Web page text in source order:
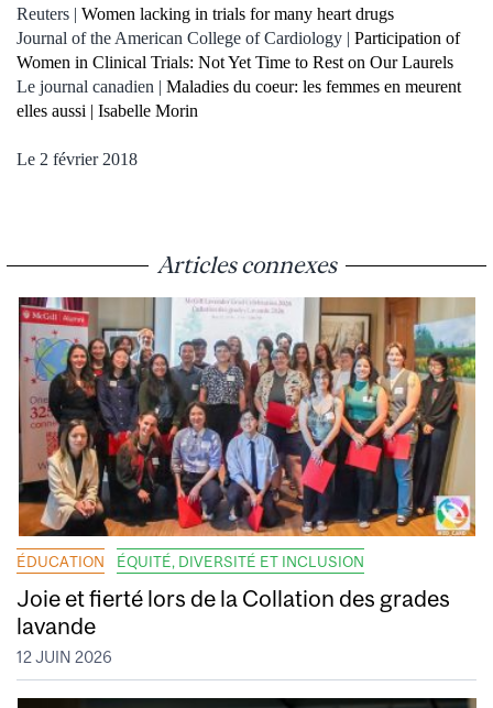
Reuters | Women lacking in trials for many heart drugs
Journal of the American College of Cardiology | Participation of
Women in Clinical Trials: Not Yet Time to Rest on Our Laurels
Le journal canadien | Maladies du coeur: les femmes en meurent
elles aussi | Isabelle Morin
Le 2 février 2018
Articles connexes
ÉDUCATION ÉQUITÉ, DIVERSITÉ ET INCLUSION
Joie et fierté lors de la Collation des grades
lavande
12 JUIN 2026